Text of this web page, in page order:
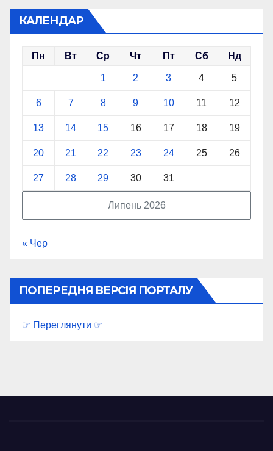
КАЛЕНДАР
Липень 2026
Пн Вт Ср Чт Пт Сб Нд
1 2 3 4 5
6 7 8 9 10 11 12
13 14 15 16 17 18 19
20 21 22 23 24 25 26
27 28 29 30 31
« Чер
ПОПЕРЕДНЯ ВЕРСІЯ ПОРТАЛУ
☞ Переглянути ☞